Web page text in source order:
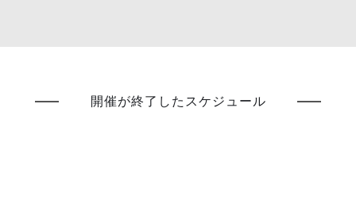
開催が終了したスケジュール